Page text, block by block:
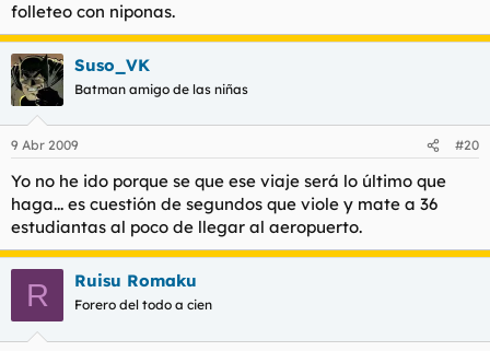
folleteo con niponas.
Suso_VK
Batman amigo de las niñas
9 Abr 2009 #20
Yo no he ido porque se que ese viaje será lo último que
haga... es cuestión de segundos que viole y mate a 36
estudiantas al poco de llegar al aeropuerto.
R Ruisu Romaku
Forero del todo a cien